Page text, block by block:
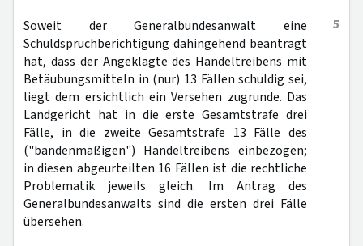
5
Soweit der Generalbundesanwalt eine
Schuldspruchberichtigung dahingehend beantragt
hat, dass der Angeklagte des Handeltreibens mit
Betäubungsmitteln in (nur) 13 Fällen schuldig sei,
liegt dem ersichtlich ein Versehen zugrunde. Das
Landgericht hat in die erste Gesamtstrafe drei
Fälle, in die zweite Gesamtstrafe 13 Fälle des
("bandenmäßigen") Handeltreibens einbezogen;
in diesen abgeurteilten 16 Fällen ist die rechtliche
Problematik jeweils gleich. Im Antrag des
Generalbundesanwalts sind die ersten drei Fälle
übersehen.